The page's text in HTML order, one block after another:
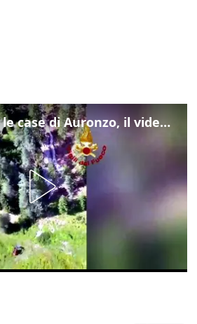
Frana lambisce le case di Auronzo, il video dall'elicottero dei vigili del fuoco